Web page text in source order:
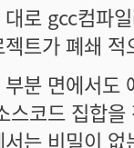
대로 gcc컴파
트가 폐쇄
분 면에서도
스코드 집합
는 비밀이